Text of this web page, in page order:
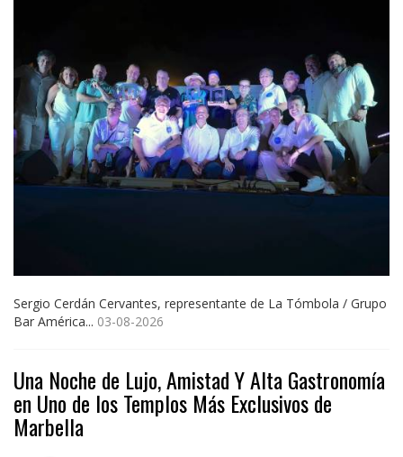
Sergio Cerdán Cervantes, representante de La Tómbola / Grupo
Bar América... 03-08-2026
Una Noche de Lujo, Amistad Y Alta Gastronomía
en Uno de los Templos Más Exclusivos de
Marbella